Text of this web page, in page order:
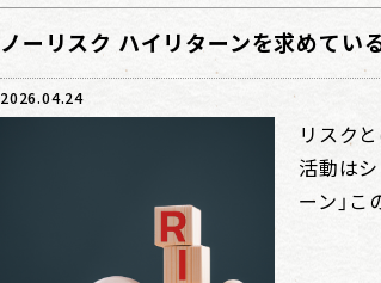
ノーリスク ハイリターンを求めて
2026.04.24
リスク
活動は
ーン」